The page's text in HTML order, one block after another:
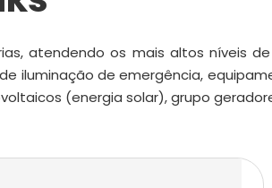
atendendo os mais altos níveis
iluminação de emergência,
(energia solar), grupo